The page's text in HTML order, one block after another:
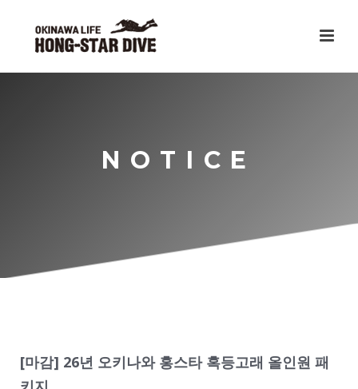
NOTICE
[마감] 26년 오키나와 홍스타 혹등고래 올인원 패